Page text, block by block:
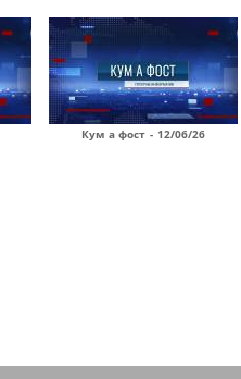
Кум а фост - 12/06/26